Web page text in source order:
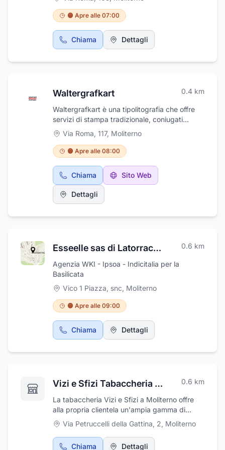
BAR, PASTICCERIA E SERVIZIO CATERING. Il
ristorante propone prodotti di prima scelta
selezionati tra i migliori del mercato.
🟠 Apre alle 07:00
Chiama Dettagli
Waltergrafkart 0.4 km
Waltergrafkart è una tipolitografia che offre
servizi di stampa tradizionale, coniugati
all'evoluzione della stampa digitale. Realizza
locandine, cataloghi, carta intestata,
calendari, manifesti, biglietti da visita,
pieghevoli e brochure. L’azienda è in grado di
produrre piccoli e grandi quantitativi di
materiale, in tempi brevi, grazie alle nuove
tecnologie digitali che impiega e allo staff di
collaboratori esperti e sempre aggiornati.
Via Roma, 117, Moliterno
🟠 Apre alle 08:00
Chiama Sito Web
Dettagli
Esseelle sas di Latorraca Saverio & C. 0.6 km
Agenzia WKI - Ipsoa - Indicitalia per la
Basilicata
Vico 1 Piazza, snc, Moliterno
🟠 Apre alle 09:00
Chiama Dettagli
Vizi e Sfizi Tabaccheria e Articoli Regalo 0.6 km
La tabaccheria Vizi e Sfizi a Moliterno offre
alla propria clientela un'ampia gamma di
prodotti e servizi con professionalità e
attenzione alle esigenze di ogni cliente. Oltre
alla vendita di tabacchi, la tabaccheria si
Via Petruccelli della Gattina, 2, Moliterno
Chiama Dettagli